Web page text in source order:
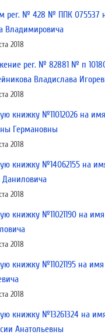
рег. № 428 № ППК 075537
Владимировича
2018
рег. № 82881 № п
Владислава
2018
книжку №11012026 на
Германовны
2018
книжку №14062155 на
Даниловича
2018
книжку №11021190 на
2018
книжку №11021195 на
2018
книжку №13261324 на
Анатольевны